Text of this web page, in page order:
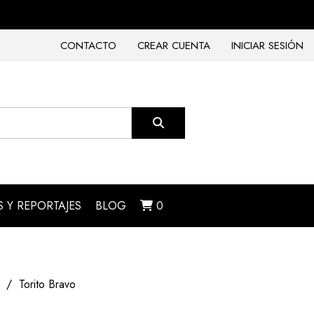
CONTACTO
CREAR CUENTA INICIAR SESIÓN
Y REPORTAJES BLOG 0
Torito Bravo